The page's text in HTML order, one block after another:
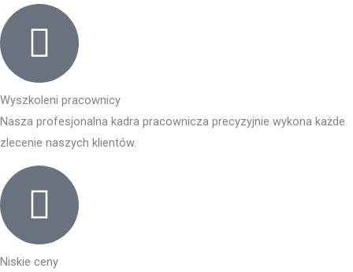
Wyszkoleni pracownicy
Nasza profesjonalna kadra pracownicza precyzyjnie wykona każde
zlecenie naszych klientów.
Niskie ceny